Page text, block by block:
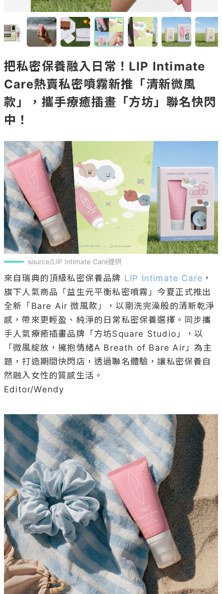
把私密保養融入日常！LIP Intimate
Care熱賣私密噴霧新推「清新微風
款」，攜手療癒插畫「方坊」聯名快閃
中！
source/LIP Intimate Care提供
來自瑞典的頂級私密保養品牌 LIP Intimate Care ，
旗下人氣商品「益生元平衡私密噴霧」今夏正式推出
全新「Bare Air 微風款」，以剛洗完澡般的清新乾淨
感，帶來更輕盈、純淨的日常私密保養選擇。同步攜
手人氣療癒插畫品牌「方坊Square Studio」，以
「微風綻放，擁抱情緒A Breath of Bare Air」為主
題，打造期間快閃店，透過聯名體驗，讓私密保養自
然融入女性的質感生活。
Editor/Wendy